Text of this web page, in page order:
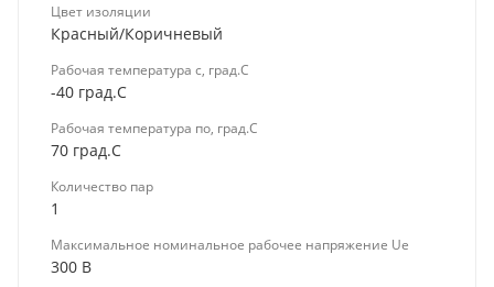
Цвет изоляции
Красный/Коричневый
Рабочая температура с, град.C
-40 град.C
Рабочая температура по, град.C
70 град.C
Количество пар
1
Максимальное номинальное рабочее напряжение Ue
300 В